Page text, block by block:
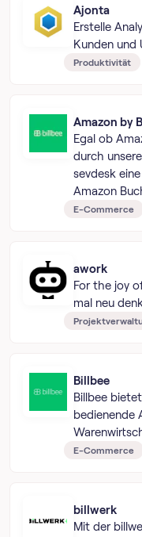
Ajonta
Erstelle
Kunden und
Produktivität
Amazon by
Egal ob
durch
sevdesk
Amazon
E-Commerce
awork
For the joy
mal neu
Billbee
Billbee
bedienende
E-Commerce
billwerk
Mit der